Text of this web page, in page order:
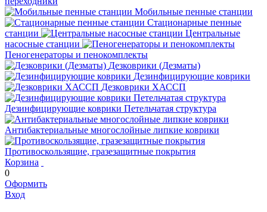
Мобильные пенные станции
Стационарные пенные
станции
Центральные
насосные станции
Пеногенераторы и пенокомплекты
Дезковрики (Дезматы)
Дезинфицирующие коврики
Дезковрики ХАССП
Дезинфицирующие коврики Петельчатая структура
Антибактериальные многослойные липкие коврики
Противоскользящие, гразезащитные покрытия
Корзина
0
Оформить
Вход